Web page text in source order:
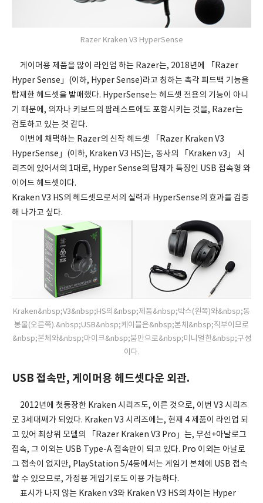
Razer Kraken V3 HyperSense
게이머용 제품을 많이 라인업 하는 Razer는, 2018년에 「Razer
Hyper Sense」(이하, Hyper Sense)라고 칭하는 촉각 피드백 기능을
탑재한 헤드셋을 발매했다. HyperSense는 헤드셋 전용의 기능이 아니
기 때문에, 의자나 키보드의 팜레스트에도 포함시키는 것을, Razer는
검토하고 있는 것 같다.
이번에 채택하는 Razer의 신작 헤드셋 「Razer Kraken V3
HyperSense」(이하, Kraken V3 HS)는, 동사의 「Kraken v3」 시
리즈에 있어서의 1대로, Hyper Sense의 탑재가 특징인 USB 접속형 와
이어드 헤드셋이다.
Kraken V3 HS의 헤드셋으로서의 실력과 HyperSense의 효과를 검증
해 나가고 싶다.
Kraken&nbsp;V3&nbsp;HS의&nbsp;제품&nbsp;박스(왼쪽)와&nbsp;동
봉물(오른쪽).&nbsp;USB&nbsp;케이블은&nbsp;본체&nbsp;직부이므로
&nbsp;본체와&nbsp;마이크&nbsp;붐만으로&nbsp;미니멀한&nbsp;구성
이다.
USB 접속만, 게이머용 헤드셋다운 외관.
2012년에 첫등장한 Kraken 시리즈도, 이른 것으로, 이번 V3 시리즈
로 3세대째가 되었다. Kraken V3 시리즈에는, 현재 4 제품이 라인업 되
고 있어 최상위 모델의 「Razer Kraken V3 Pro」는, 무선+아날로그
접속, 그 이외는 USB Type-A 접속만이 되고 있다. Pro 이외는 아날로
그 접속이 없지만, PlayStation 5/4등에서는 게임기 본체에 USB 접속
할 수 있으므로, 가정용 게임기로도 이용 가능하다.
표시가 나지 않는 Kraken v3와 Kraken V3 HS의 차이는 Hyper